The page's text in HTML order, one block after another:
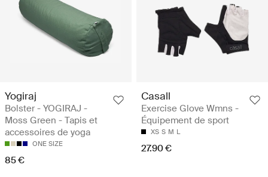
Yogiraj
Bolster - YOGIRAJ -
Moss Green - Tapis et
accessoires de yoga
ONE SIZE
85 €
Casall
Exercise Glove Wmns -
Équipement de sport
XS S M L
27.90 €